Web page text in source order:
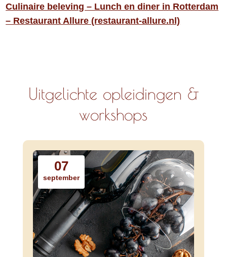
Culinaire beleving – Lunch en diner in Rotterdam
– Restaurant Allure (restaurant-allure.nl)
Uitgelichte opleidingen &
workshops
07
september